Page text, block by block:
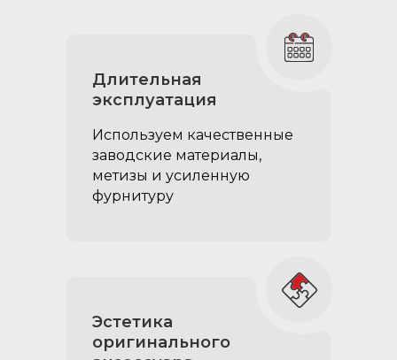
Усиленные
направляющие ящиков‎:
Длительная
эксплуатация
Эстетика
оригинального
Используем качественные
заводские материалы,
метизы и усиленную
фурнитуру